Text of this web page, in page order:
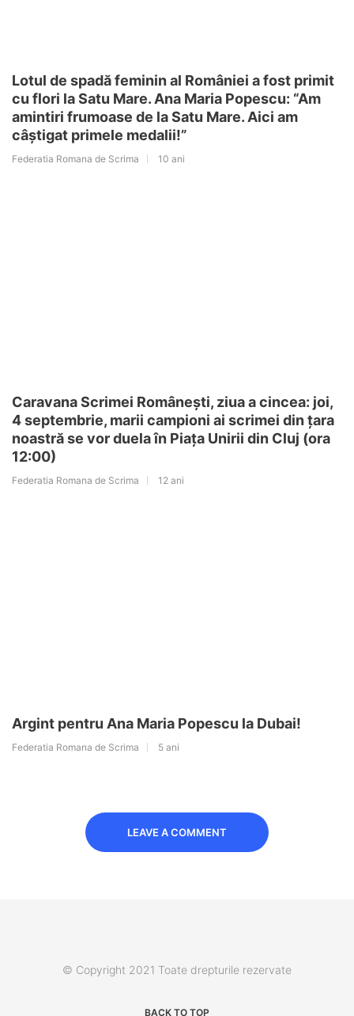
Lotul de spadă feminin al României a fost primit
cu flori la Satu Mare. Ana Maria Popescu: “Am
amintiri frumoase de la Satu Mare. Aici am
câștigat primele medalii!”
Federatia Romana de Scrima 10 ani
Caravana Scrimei Românești, ziua a cincea: joi,
4 septembrie, marii campioni ai scrimei din țara
noastră se vor duela în Piața Unirii din Cluj (ora
12:00)
Federatia Romana de Scrima 12 ani
Argint pentru Ana Maria Popescu la Dubai!
Federatia Romana de Scrima 5 ani
LEAVE A COMMENT
© Copyright 2021 Toate drepturile rezervate
BACK TO TOP